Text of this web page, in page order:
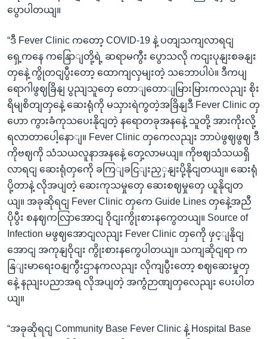
ပွောပါတယျ။
“ဒီ Fever Clinic ကတော့ COVID-19 နဲ့ ပတျသကျလာရငျ
ရှေ့ကနေ ကနြောျတို့ရဲ့ ဆရာမကွီး ပွောသလို ကငျးပုနျးစခနျး
တှနေဲ့ ကွိုတငျပွီးတော့ ထောကျလှမျးတဲ့ သဘောပါပဲ။ ဒီကပျ
ရောဂါဖွဈခြိနျ ပွညျသူတှေ တောျတောျမြားမြားကလညျး စိုး
ရိမျစိတျတှနေဲ့ ဆေးရုံကို မသှားရဲကွတဲ့အခြိနျဒီ Fever Clinic တှ
ဟော ကွားခံကုသပေးနိုငျတဲ့ နရောတခုအနနေဲ့ သူတို့ အားကိုးလို့
ရလာတာပေါ့နောျ။ Fever Clinic တှကေလညျး ဘာပဲဖွဈဖွဈ ဒီ
ကိုဗဈကို သံသယလူနာအနနေဲ့ တှေ့လာမယျ။ ကိုဗဈသံသယရှိ
လာရငျ ဆေးရုံတှကေို ခကြျခငြျးညှှနျးပို့နိုငျတယျ။ ဆေးရုံ
ပို့တာနဲ့ လိုအပျတဲ့ ဆေးကုသမှုတှေ ဆေးစဈမှုတှေ ယူနိုငျတ
ယျ။ အခုဆိုရငျ Fever Clinic တှကေ Guide Lines တှနေဲ့အညီ
ပိုပွီး စနဈကလြာအောငျ ဝိုငျးကွိုးစားနကွေတယျ။ Source of
Infection မဖွဈအောငျလညျး Fever Clinic တှကေို ဖှင့ျနိုငျ
အောငျ အကုနျဝိုငျး ကွိုးစားနကွေပါတယျ။ သကျဆိုငျရာ က
နြျးမာရေးဝနျကွီးဌာနကလညျး လိုကျပွီးတော့ စဈဆေးမှုတှ
နေဲ့ နညျးပညာအရ လိုအပျတဲ့ အကွံဉာဏျတှလေညျး ပေးပါတ
ယျ။
“အခုဆိုရငျ Community Base Fever Clinic နဲ့ Hospital Base